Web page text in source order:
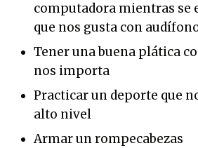
computadora mientras se
que nos gusta con
Tener una buena plática
nos importa
Practicar un deporte que
alto nivel
Armar un rompecabezas